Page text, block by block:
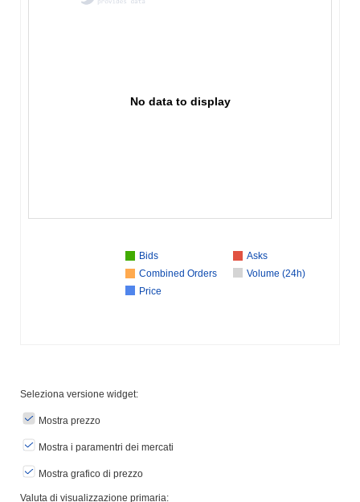
No data to display
Bids
Asks
Combined Orders
Volume (24h)
Price
Seleziona versione widget:
Mostra prezzo
Mostra i paramentri dei mercati
Mostra grafico di prezzo
Valuta di visualizzazione primaria: